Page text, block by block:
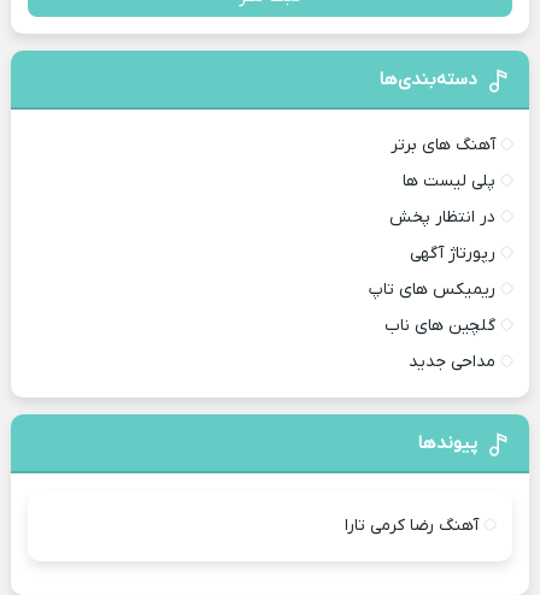
دسته‌بندی‌ها
آهنگ های برتر
پلی لیست ها
در انتظار پخش
رپورتاژ آگهی
ریمیکس های تاپ
گلچین های ناب
مداحی جدید
پیوندها
آهنگ رضا کرمی تارا